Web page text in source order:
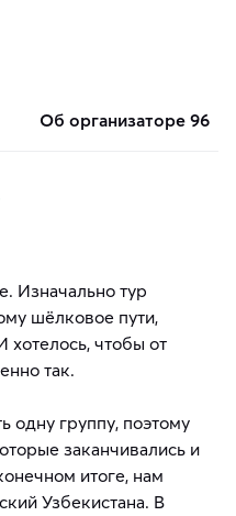
об организаторе 96
Изначально тур
шёлковое пути,
хотелось, чтобы от
так.
одну группу, поэтому
заканчивались и
итоге, нам
Узбекистана. В